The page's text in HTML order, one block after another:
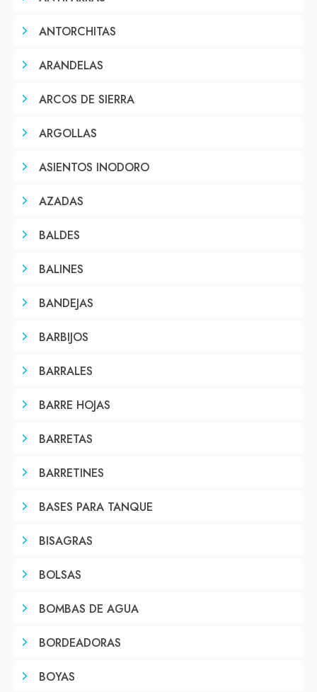
ANTORCHITAS
ARANDELAS
ARCOS DE SIERRA
ARGOLLAS
ASIENTOS INODORO
AZADAS
BALDES
BALINES
BANDEJAS
BARBIJOS
BARRALES
BARRE HOJAS
BARRETAS
BARRETINES
BASES PARA TANQUE
BISAGRAS
BOLSAS
BOMBAS DE AGUA
BORDEADORAS
BOYAS